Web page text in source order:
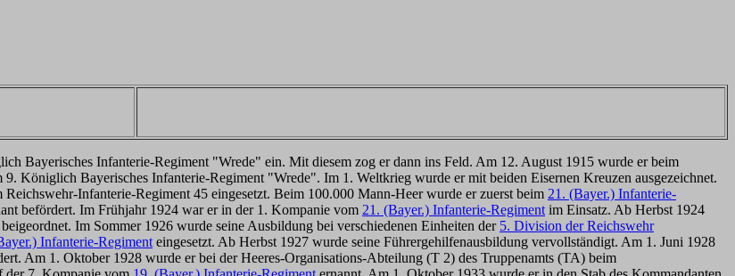
Bayerisches Infanterie-Regiment "Wrede" ein. Mit diesem zog er dann ins Feld. Am 12. August 1915 wurde er beim
Königlich Bayerisches Infanterie-Regiment "Wrede". Im 1. Weltkrieg wurde er mit beiden Eisernen Kreuzen ausgezeichnet.
Infanterie-Regiment 45 eingesetzt. Beim 100.000 Mann-Heer wurde er zuerst beim 21. (Bayer.) Infanterie-
befördert. Im Frühjahr 1924 war er in der 1. Kompanie vom 21. (Bayer.) Infanterie-Regiment im Einsatz. Ab Herbst 1924
Im Sommer 1926 wurde seine Ausbildung bei verschiedenen Einheiten der 5. Division der Reichswehr
Infanterie-Regiment eingesetzt. Ab Herbst 1927 wurde seine Führergehilfenausbildung vervollständigt. Am 1. Juni 1928
Am 1. Oktober 1928 wurde er bei der Heeres-Organisations-Abteilung (T 2) des Truppenamts (TA) beim